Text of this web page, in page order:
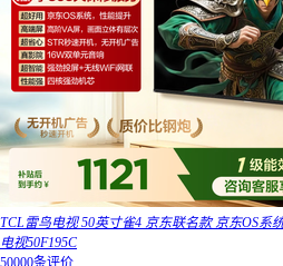
TCL雷鸟电视 50英寸雀4 京东联名款 京东OS系
电视50F195C
50000条评价